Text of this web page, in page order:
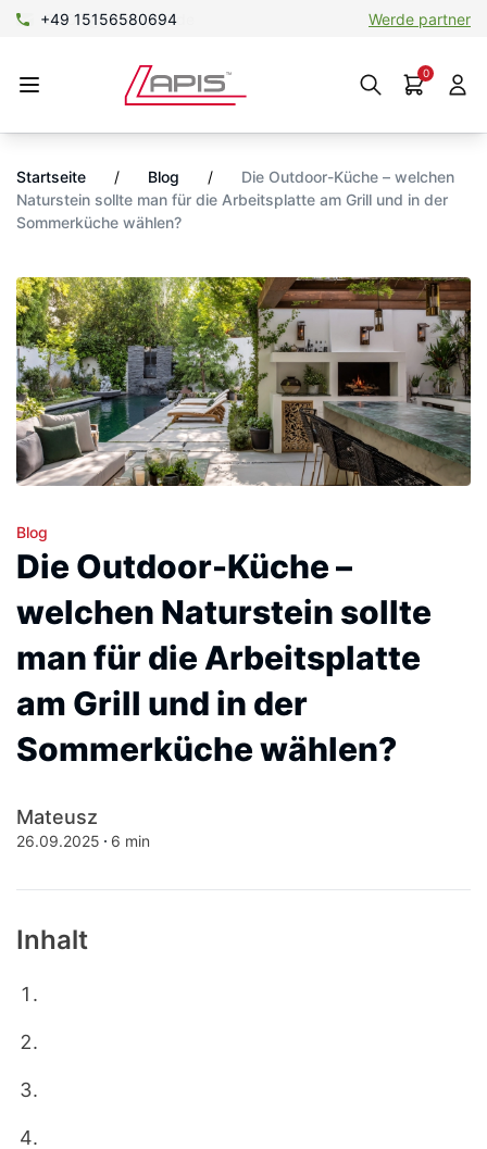
SHOP@lapis-gold.de Werde partner
0
Startseite / Blog /
Die Outdoor-Küche – welchen
Naturstein sollte man für die Arbeitsplatte am Grill und in der
Sommerküche wählen?
Blog
Die Outdoor-Küche –
welchen Naturstein sollte
man für die Arbeitsplatte
am Grill und in der
Sommerküche wählen?
Mateusz
26.09.2025 6 min
Inhalt